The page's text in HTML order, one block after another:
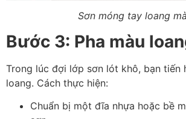
Sơn móng tay loang
Bước 3: Pha màu
Trong lúc đợi lớp sơn lót khô, bạn tiến
loang. Cách thực hiện:
Chuẩn bị một đĩa nhựa hoặc bề